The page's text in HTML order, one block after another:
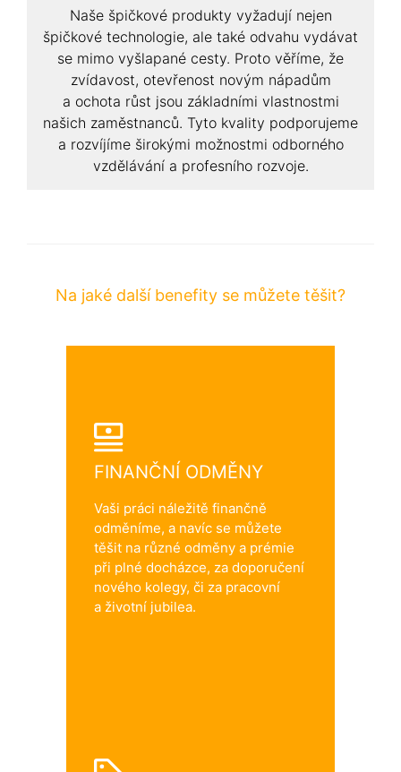
Naše špičkové produkty vyžadují nejen
špičkové technologie, ale také odvahu vydávat
se mimo vyšlapané cesty. Proto věříme, že
zvídavost, otevřenost novým nápadům
a ochota růst jsou základními vlastnostmi
našich zaměstnanců. Tyto kvality podporujeme
a rozvíjíme širokými možnostmi odborného
vzdělávání a profesního rozvoje.
Na jaké další benefity se můžete těšit?
FINANČNÍ ODMĚNY
Vaši práci náležitě finančně
odměníme, a navíc se můžete
těšit na různé odměny a prémie
při plné docházce, za doporučení
nového kolegy, či za pracovní
a životní jubilea.